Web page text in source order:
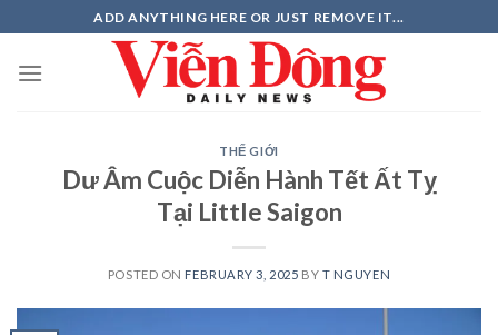
to
content
ADD ANYTHING HERE OR JUST REMOVE IT...
THẾ GIỚI
Dư Âm Cuộc Diễn Hành Tết Ất Tỵ
Tại Little Saigon
POSTED ON FEBRUARY 3, 2025 BY T NGUYEN